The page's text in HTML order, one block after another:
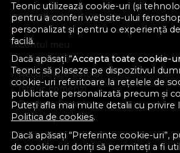
Teonic utilizează cookie-uri (și
pentru a conferi website-ului
personalizat și pentru o experiență
facilă.
Dacă apăsați “Accepta toate cookie-
Teonic să plaseze pe dispozitivul
cookie-uri referitoare la rețelele de
publicitate personalizată precum și
Puteți afla mai multe detalii cu privire
Politica de cookies.
Dacă apăsați “Preferinte cookie-uri”,
de cookie-uri doriți să permiteți a fi
Cont Client
Contul meu
Inregistrare
Recuperare parola
Istoric comenzi
Produse favorite
Devino partener